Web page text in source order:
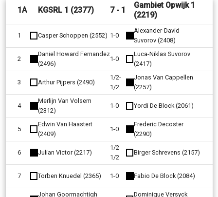
1A KGSRL 1 (2377) 7 - 1
Gambiet Opwijk 1
(2219)
1 Casper Schoppen (2552) 1-0
Alexander-David
Suvorov (2408)
2
Daniel Howard Fernandez
(2496)
1-0
Luca-Niklas Suvorov
(2417)
3 Arthur Pijpers (2490)
1/2-
1/2
Jonas Van Cappellen
(2257)
4
Merlijn Van Volsem
(2312)
1-0 Yordi De Block (2061)
5
Edwin Van Haastert
(2409)
1-0
Frederic Decoster
(2290)
6 Julian Victor (2217)
1/2-
1/2
Birger Schrevens (2157)
7 Torben Knuedel (2365) 1-0 Fabio De Block (2084)
Johan Goormachtigh
Dominique Versyck